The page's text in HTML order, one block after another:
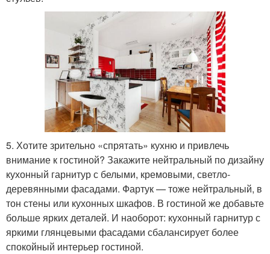
5. Хотите зрительно «спрятать» кухню и привлечь
внимание к гостиной? Закажите нейтральный по дизайну
кухонный гарнитур с белыми, кремовыми, светло-
деревянными фасадами. Фартук — тоже нейтральный, в
тон стены или кухонных шкафов. В гостиной же добавьте
больше ярких деталей. И наоборот: кухонный гарнитур с
яркими глянцевыми фасадами сбалансирует более
спокойный интерьер гостиной.